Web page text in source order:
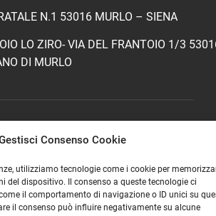
Consenso Cookie
utilizziamo tecnologie come i cookie per
del dispositivo. Il consenso a queste tecnologie ci
il comportamento di navigazione o ID unici su
il consenso può influire negativamente su alcune
N.1 53016 MURLO – SIENA
LO ZIRO- VIA DEL FRANTOIO 1/3
DI MURLO
0577 814372
335 8302291